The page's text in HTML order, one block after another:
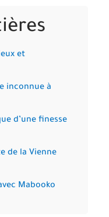
et
inconnue à
d’une finesse
de la Vienne
Mabooko